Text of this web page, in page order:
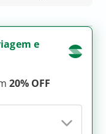
e
20% OFF